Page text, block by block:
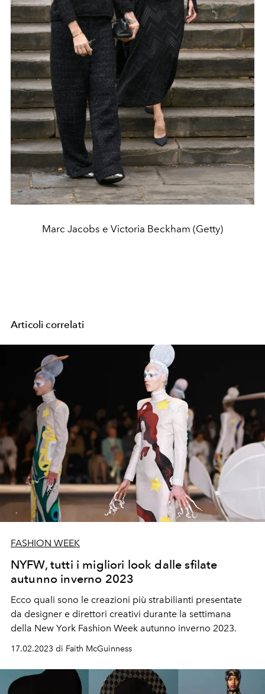
Marc Jacobs e Victoria Beckham (Getty)
Articoli correlati
FASHION WEEK
NYFW, tutti i migliori look dalle sfilate
autunno inverno 2023
Ecco quali sono le creazioni più strabilianti presentate
da designer e direttori creativi durante la settimana
della New York Fashion Week autunno inverno 2023.
17.02.2023 di Faith McGuinness